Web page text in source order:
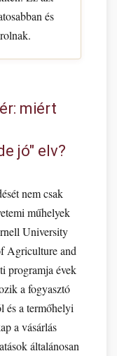
és
miért
jó" elv?
nem csak
műhelyek
University
Agriculture and
programja évek
a fogyasztó
és a termőhelyi
a vásárlás
általánosan